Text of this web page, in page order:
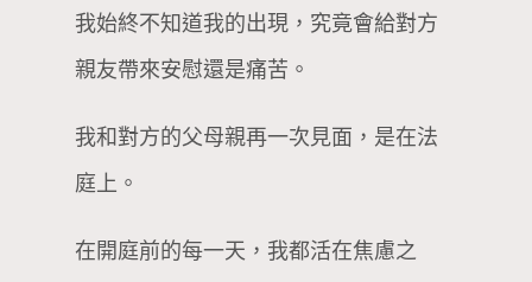
我始終不知道我的出現，究竟會給對方
親友帶來安慰還是痛苦。
我和對方的父母親再一次見面，是在法
庭上。
在開庭前的每一天，我都活在焦慮之